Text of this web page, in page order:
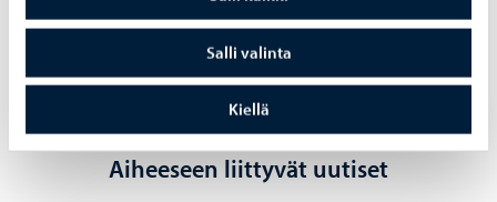
Salli valinta
Kiellä
Jaa LinkedInJaa WhatsApp
Aiheeseen liittyvät uutiset